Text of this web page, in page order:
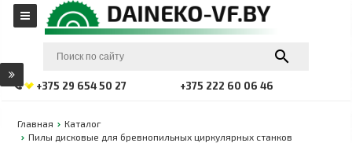
+375 29 654 50 27 +375 222 60 06 46
Главная
Каталог
Пилы дисковые для бревнопильных циркулярных станков